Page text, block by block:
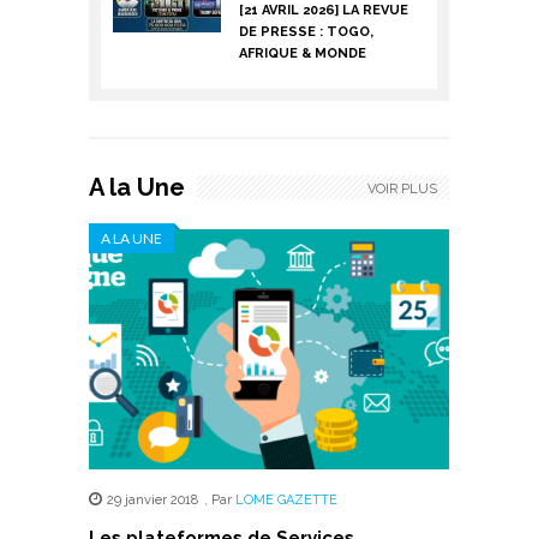
[21 AVRIL 2026] LA REVUE
DE PRESSE : TOGO,
AFRIQUE & MONDE
A la Une
A LA UNE
29 janvier 2018 Par LOME GAZETTE
VOIR PLUS